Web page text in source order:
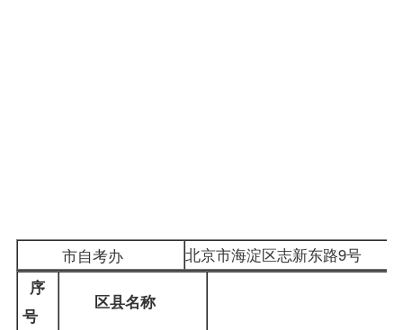
市自考办
北京市海淀区志新东路9号
序
号
区县名称